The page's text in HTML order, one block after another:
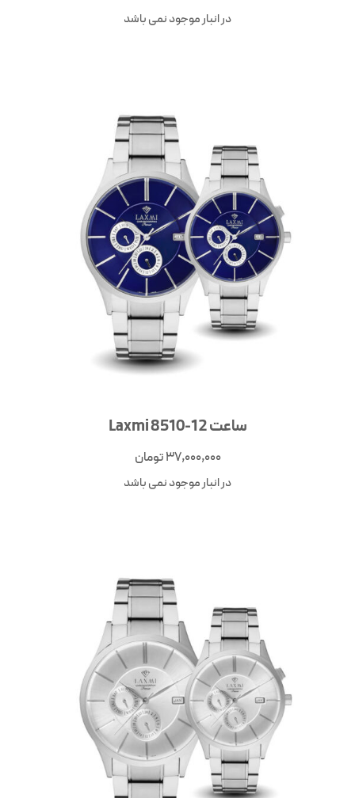
در انبار موجود نمی باشد
ساعت Laxmi 8510-12
37,000,000تومان
در انبار موجود نمی باشد